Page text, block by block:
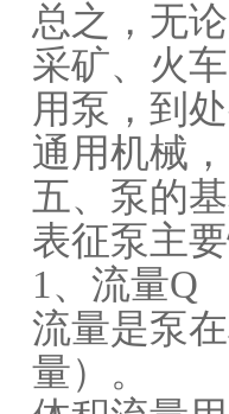
总之，无
采矿、火
用泵，到
通用机械
五、泵的
表征泵主
1、流量Q
流量是泵
量）。